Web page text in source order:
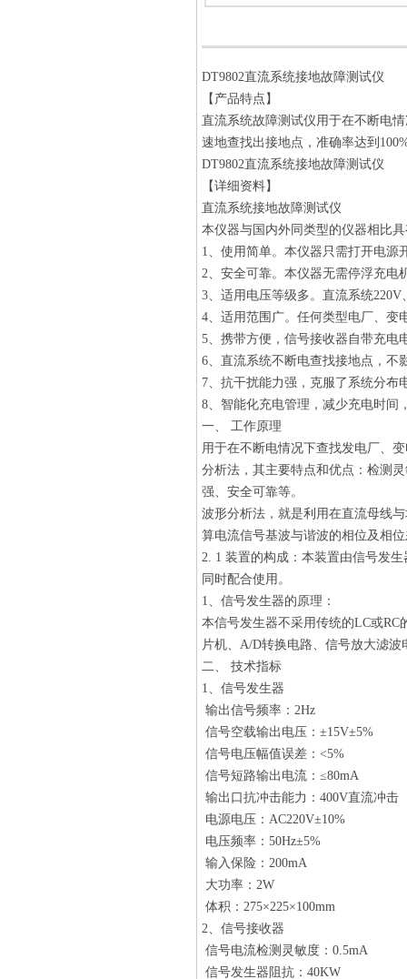
DT9802直流系统接地故障测试仪
【产品特点】
直流系统故障测试仪用于在不断电
速地查找出接地点，准确率达到
DT9802直流系统接地故障测试仪
【详细资料】
直流系统接地故障测试仪
本仪器与国内外同类型的仪器相比
1、使用简单。本仪器只需打开电源
2、安全可靠。本仪器无需停浮充电
3、适用电压等级多。直流系统
4、适用范围广。任何类型电厂、变
5、携带方便，信号接收器自带充电
6、直流系统不断电查找接地点，不
7、抗干扰能力强，克服了系统分布
8、智能化充电管理，减少充电时间
一、 工作原理
用于在不断电情况下查找发电厂、
分析法，其主要特点和优点：检测
强、安全可靠等。
波形分析法，就是利用在直流母线
算电流信号基波与谐波的相位及相
2. 1 装置的构成：本装置由信号发
同时配合使用。
1、信号发生器的原理：
本信号发生器不采用传统的LC或
片机、A/D转换电路、信号放大滤
二、 技术指标
1、信号发生器
输出信号频率：2Hz
信号空载输出电压：±15V±5%
信号电压幅值误差：<5%
信号短路输出电流：≤80mA
输出口抗冲击能力：400V直流冲击
电源电压：AC220V±10%
电压频率：50Hz±5%
输入保险：200mA
大功率：2W
体积：275×225×100mm
2、信号接收器
信号电流检测灵敏度：0.5mA
信号发生器阻抗：40KW